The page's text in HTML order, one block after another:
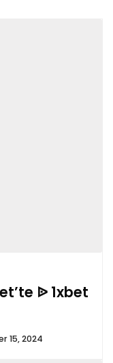
ᐉ 1xbet
15, 2024